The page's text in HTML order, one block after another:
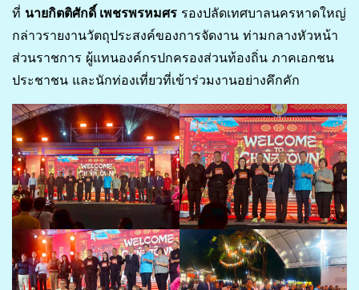
ที่ นายกิตติศักดิ์ เพชรพรหมศร รองปลัดเทศบาลนครหาดใหญ่
กล่าวรายงานวัตถุประสงค์ของการจัดงาน ท่ามกลางหัวหน้า
ส่วนราชการ ผู้แทนองค์กรปกครองส่วนท้องถิ่น ภาคเอกชน
ประชาชน และนักท่องเที่ยวที่เข้าร่วมงานอย่างคึกคัก